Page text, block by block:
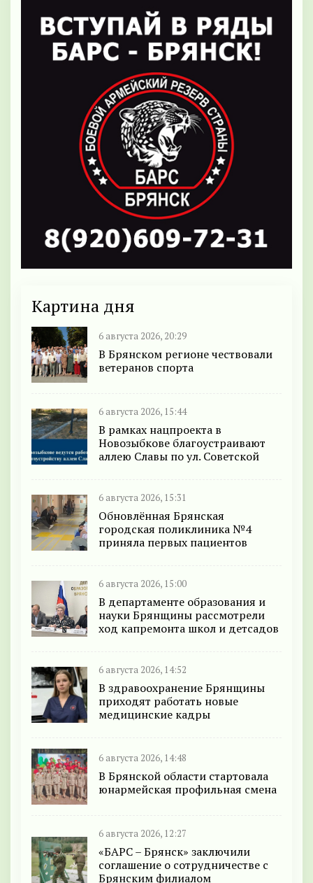
Картина дня
6 августа 2026, 20:29
В Брянском регионе чествовали
ветеранов спорта
6 августа 2026, 15:44
В рамках нацпроекта в
Новозыбкове благоустраивают
аллею Славы по ул. Советской
6 августа 2026, 15:31
Обновлённая Брянская
городская поликлиника №4
приняла первых пациентов
6 августа 2026, 15:00
В департаменте образования и
науки Брянщины рассмотрели
ход капремонта школ и детсадов
6 августа 2026, 14:52
В здравоохранение Брянщины
приходят работать новые
медицинские кадры
6 августа 2026, 14:48
В Брянской области стартовала
юнармейская профильная смена
6 августа 2026, 12:27
«БАРС – Брянск» заключили
соглашение о сотрудничестве с
Брянским филиалом